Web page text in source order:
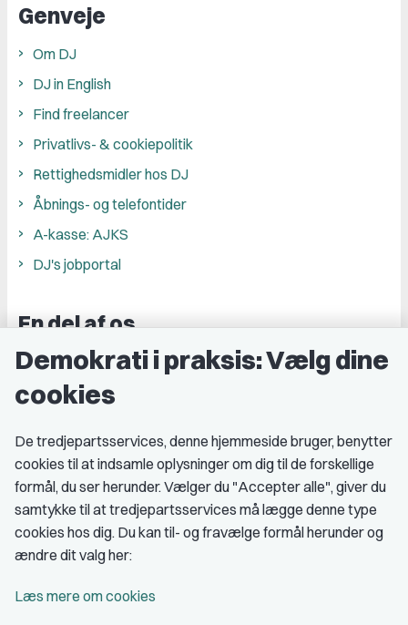
Genveje
Om DJ
DJ in English
Find freelancer
Privatlivs- & cookiepolitik
Rettighedsmidler hos DJ
Åbnings- og telefontider
A-kasse: AJKS
DJ's jobportal
En del af os
Grupper og kredse
Studenterorganisationer
Medlemskab
Fordele som medlem
Kontingent
Demokrati i praksis: Vælg dine
cookies
De tredjepartsservices, denne hjemmeside bruger, benytter
cookies til at indsamle oplysninger om dig til de forskellige
formål, du ser herunder. Vælger du "Accepter alle", giver du
samtykke til at tredjepartsservices må lægge denne type
cookies hos dig. Du kan til- og fravælge formål herunder og
ændre dit valg her:
Læs mere om cookies